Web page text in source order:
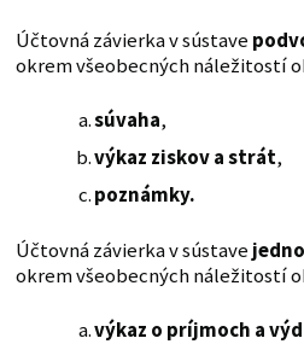
Účtovná závierka v sústave
okrem všeobecných náležitostí
súvaha,
výkaz ziskov a strát,
poznámky.
Účtovná závierka v sústave
okrem všeobecných náležitostí
výkaz o príjmoch a